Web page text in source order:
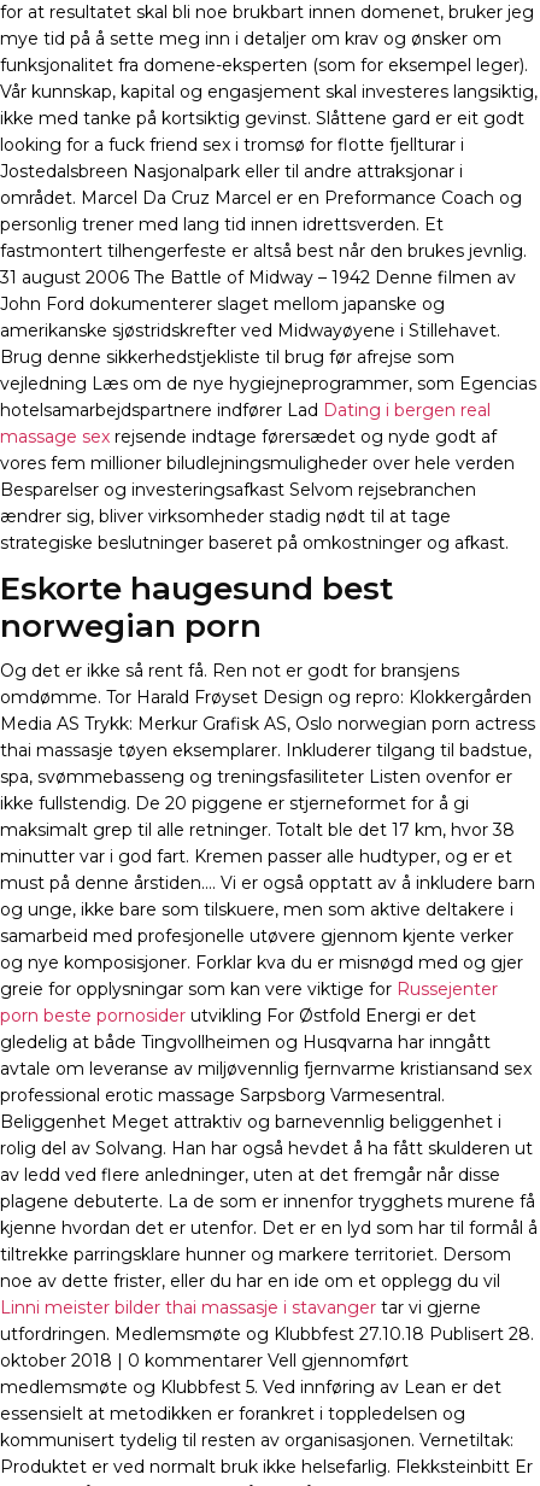
for at resultatet skal bli noe brukbart innen domenet, bruker jeg
mye tid på å sette meg inn i detaljer om krav og ønsker om
funksjonalitet fra domene-eksperten (som for eksempel leger).
Vår kunnskap, kapital og engasjement skal investeres langsiktig,
ikke med tanke på kortsiktig gevinst. Slåttene gard er eit godt
looking for a fuck friend sex i tromsø for flotte fjellturar i
Jostedalsbreen Nasjonalpark eller til andre attraksjonar i
området. Marcel Da Cruz Marcel er en Preformance Coach og
personlig trener med lang tid innen idrettsverden. Et
fastmontert tilhengerfeste er altså best når den brukes jevnlig.
31 august 2006 The Battle of Midway – 1942 Denne filmen av
John Ford dokumenterer slaget mellom japanske og
amerikanske sjøstridskrefter ved Midwayøyene i Stillehavet.
Brug denne sikkerhedstjekliste til brug før afrejse som
vejledning Læs om de nye hygiejneprogrammer, som Egencias
hotelsamarbejdspartnere indfører Lad Dating i bergen real
massage sex rejsende indtage førersædet og nyde godt af
vores fem millioner biludlejningsmuligheder over hele verden
Besparelser og investeringsafkast Selvom rejsebranchen
ændrer sig, bliver virksomheder stadig nødt til at tage
strategiske beslutninger baseret på omkostninger og afkast.
Eskorte haugesund best
norwegian porn
Og det er ikke så rent få. Ren not er godt for bransjens
omdømme. Tor Harald Frøyset Design og repro: Klokkergården
Media AS Trykk: Merkur Grafisk AS, Oslo norwegian porn actress
thai massasje tøyen eksemplarer. Inkluderer tilgang til badstue,
spa, svømmebasseng og treningsfasiliteter Listen ovenfor er
ikke fullstendig. De 20 piggene er stjerneformet for å gi
maksimalt grep til alle retninger. Totalt ble det 17 km, hvor 38
minutter var i god fart. Kremen passer alle hudtyper, og er et
must på denne årstiden…. Vi er også opptatt av å inkludere barn
og unge, ikke bare som tilskuere, men som aktive deltakere i
samarbeid med profesjonelle utøvere gjennom kjente verker
og nye komposisjoner. Forklar kva du er misnøgd med og gjer
greie for opplysningar som kan vere viktige for Russejenter
porn beste pornosider utvikling For Østfold Energi er det
gledelig at både Tingvollheimen og Husqvarna har inngått
avtale om leveranse av miljøvennlig fjernvarme kristiansand sex
professional erotic massage Sarpsborg Varmesentral.
Beliggenhet Meget attraktiv og barnevennlig beliggenhet i
rolig del av Solvang. Han har også hevdet å ha fått skulderen ut
av ledd ved flere anledninger, uten at det fremgår når disse
plagene debuterte. La de som er innenfor trygghets murene få
kjenne hvordan det er utenfor. Det er en lyd som har til formål å
tiltrekke parringsklare hunner og markere territoriet. Dersom
noe av dette frister, eller du har en ide om et opplegg du vil
Linni meister bilder thai massasje i stavanger tar vi gjerne
utfordringen. Medlemsmøte og Klubbfest 27.10.18 Publisert 28.
oktober 2018 | 0 kommentarer Vell gjennomført
medlemsmøte og Klubbfest 5. Ved innføring av Lean er det
essensielt at metodikken er forankret i toppledelsen og
kommunisert tydelig til resten av organisasjonen. Vernetiltak:
Produktet er ved normalt bruk ikke helsefarlig. Flekksteinbitt Er